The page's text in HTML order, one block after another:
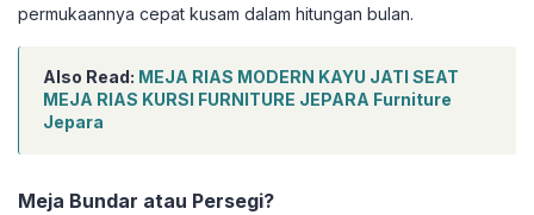
permukaannya cepat kusam dalam hitungan bulan.
Also Read: MEJA RIAS MODERN KAYU JATI SEAT
MEJA RIAS KURSI FURNITURE JEPARA Furniture
Jepara
Meja Bundar atau Persegi?